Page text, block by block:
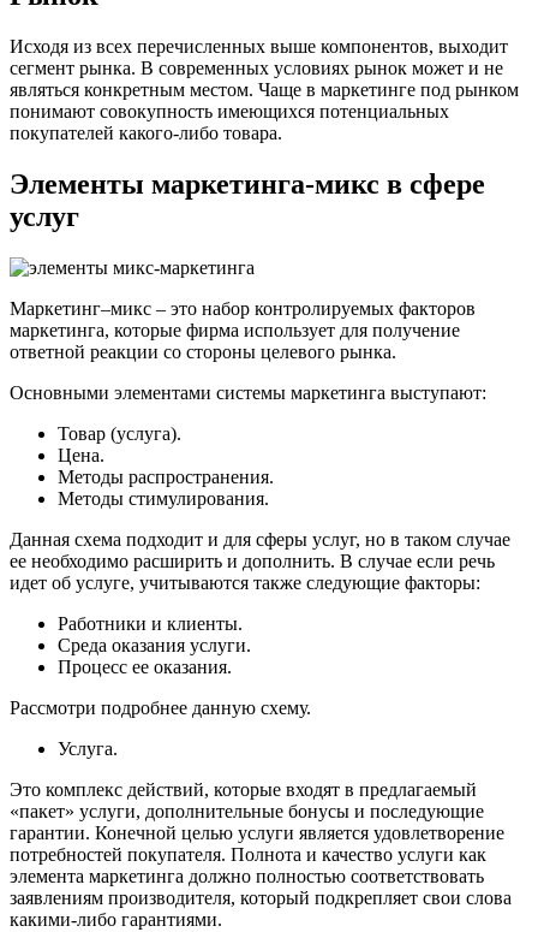
Исходя из всех перечисленных выше компонентов, выходит
сегмент рынка. В современных условиях рынок может и не
являться конкретным местом. Чаще в маркетинге под рынком
понимают совокупность имеющихся потенциальных
покупателей какого-либо товара.
Элементы маркетинга-микс в сфере
услуг
Маркетинг–микс – это набор контролируемых факторов
маркетинга, которые фирма использует для получение
ответной реакции со стороны целевого рынка.
Основными элементами системы маркетинга выступают:
Товар (услуга).
Цена.
Методы распространения.
Методы стимулирования.
Данная схема подходит и для сферы услуг, но в таком случае
ее необходимо расширить и дополнить. В случае если речь
идет об услуге, учитываются также следующие факторы:
Работники и клиенты.
Среда оказания услуги.
Процесс ее оказания.
Рассмотри подробнее данную схему.
Услуга.
Это комплекс действий, которые входят в предлагаемый
«пакет» услуги, дополнительные бонусы и последующие
гарантии. Конечной целью услуги является удовлетворение
потребностей покупателя. Полнота и качество услуги как
элемента маркетинга должно полностью соответствовать
заявлениям производителя, который подкрепляет свои слова
какими-либо гарантиями.